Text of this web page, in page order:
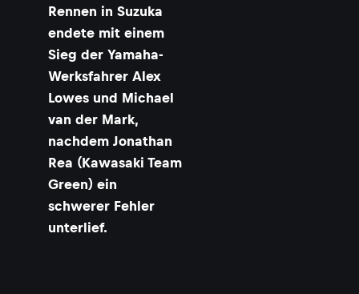
Rennen in Suzuka
endete mit einem
Sieg der Yamaha-
Werksfahrer Alex
Lowes und Michael
van der Mark,
nachdem Jonathan
Rea (Kawasaki Team
Green) ein
schwerer Fehler
unterlief.